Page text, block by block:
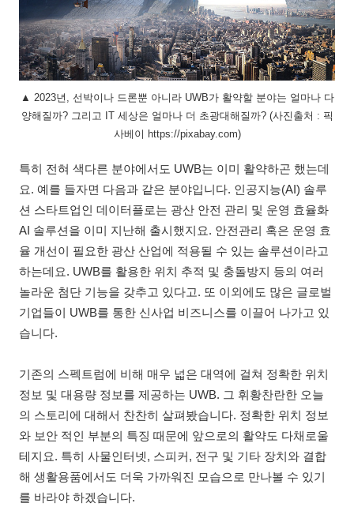
▲ 2023년, 선박이나 드론뿐 아니라 UWB가 활약할 분야는 얼마나 다
양해질까? 그리고 IT 세상은 얼마나 더 초광대해질까? (사진출처 : 픽
사베이 https://pixabay.com)
특히 전혀 색다른 분야에서도 UWB는 이미 활약하곤 했는데
요. 예를 들자면 다음과 같은 분야입니다. 인공지능(AI) 솔루
션 스타트업인 데이터플로는 광산 안전 관리 및 운영 효율화
AI 솔루션을 이미 지난해 출시했지요. 안전관리 혹은 운영 효
율 개선이 필요한 광산 산업에 적용될 수 있는 솔루션이라고
하는데요. UWB를 활용한 위치 추적 및 충돌방지 등의 여러
놀라운 첨단 기능을 갖추고 있다고. 또 이외에도 많은 글로벌
기업들이 UWB를 통한 신사업 비즈니스를 이끌어 나가고 있
습니다.
기존의 스펙트럼에 비해 매우 넓은 대역에 걸쳐 정확한 위치
정보 및 대용량 정보를 제공하는 UWB. 그 휘황찬란한 오늘
의 스토리에 대해서 찬찬히 살펴봤습니다. 정확한 위치 정보
와 보안 적인 부분의 특징 때문에 앞으로의 활약도 다채로울
테지요. 특히 사물인터넷, 스피커, 전구 및 기타 장치와 결합
해 생활용품에서도 더욱 가까워진 모습으로 만나볼 수 있기
를 바라야 하겠습니다.